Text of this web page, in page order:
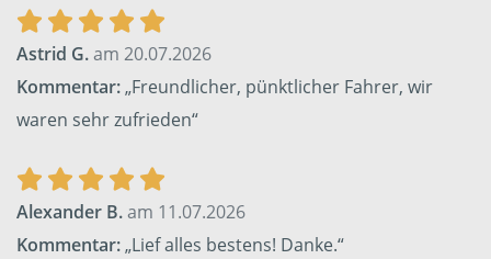
Astrid G.am 20.07.2026
Kommentar:„Freundlicher, pünktlicher Fahrer, wir
waren sehr zufrieden“
Alexander B.am 11.07.2026
Kommentar:„Lief alles bestens! Danke.“